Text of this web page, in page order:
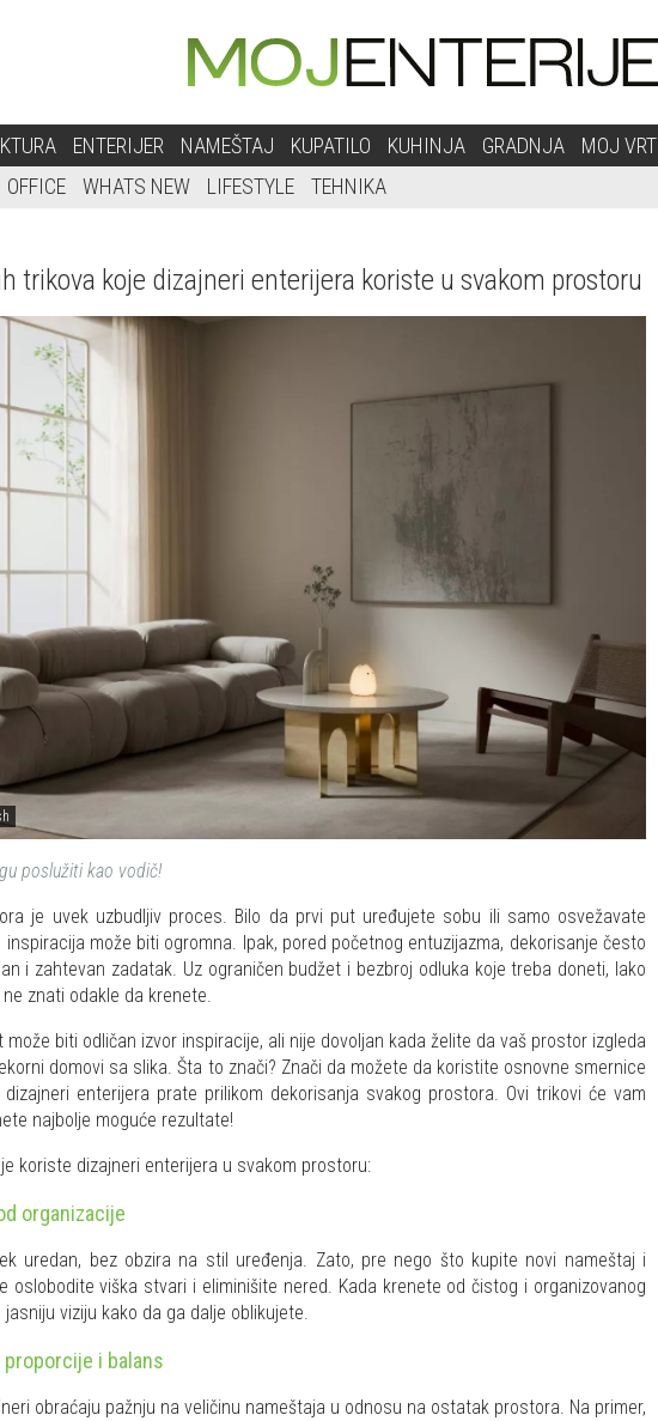
ENTERIJER NAMEŠTAJ KUPATILO KUHINJA GRADNJA MOJ VRT
OFFICE WHATS NEW LIFESTYLE TEHNIKA
trikova koje dizajneri enterijera koriste u svakom prostoru
poslužiti kao vodič!
je uvek uzbudljiv proces. Bilo da prvi put uređujete sobu ili samo osvežavate
inspiracija može biti ogromna. Ipak, pored početnog entuzijazma, dekorisanje često
i zahtevan zadatak. Uz ograničen budžet i bezbroj odluka koje treba doneti, lako
znati odakle da krenete.
može biti odličan izvor inspiracije, ali nije dovoljan kada želite da vaš prostor izgleda
domovi sa slika. Šta to znači? Znači da možete da koristite osnovne smernice
enterijera prate prilikom dekorisanja svakog prostora. Ovi trikovi će vam
najbolje moguće rezultate!
koriste dizajneri enterijera u svakom prostoru:
organizacije
uredan, bez obzira na stil uređenja. Zato, pre nego što kupite novi nameštaj i
oslobodite viška stvari i eliminišite nered. Kada krenete od čistog i organizovanog
viziju kako da ga dalje oblikujete.
i balans
obraćaju pažnju na veličinu nameštaja u odnosu na ostatak prostora. Na primer,